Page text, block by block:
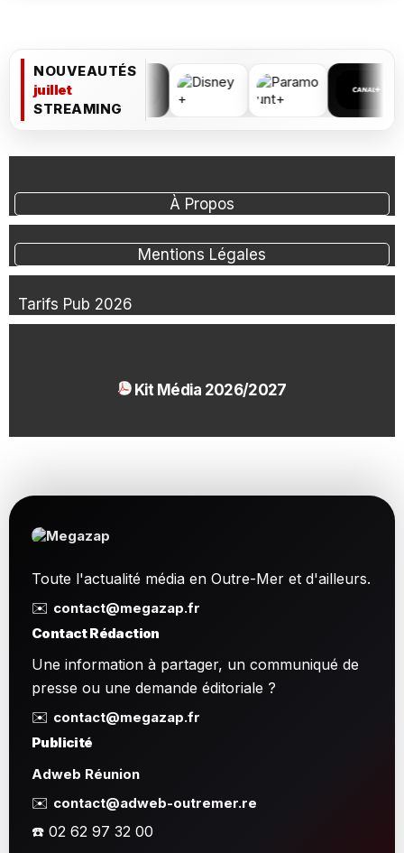
NOUVEAUTÉS
juillet
STREAMING
À Propos
Mentions Légales
Tarifs Pub 2026
Kit Média 2026/2027
Toute l'actualité média en Outre-Mer et d'ailleurs.
✉️ contact@megazap.fr
Contact Rédaction
Une information à partager, un communiqué de
presse ou une demande éditoriale ?
✉️ contact@megazap.fr
Publicité
Adweb Réunion
✉️ contact@adweb-outremer.re
☎️ 02 62 97 32 00